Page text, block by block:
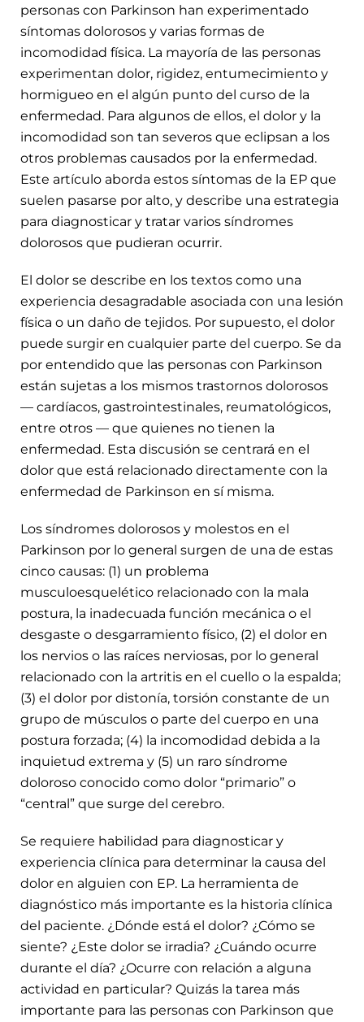
personas con Parkinson han experimentado
síntomas dolorosos y varias formas de
incomodidad física. La mayoría de las personas
experimentan dolor, rigidez, entumecimiento y
hormigueo en el algún punto del curso de la
enfermedad. Para algunos de ellos, el dolor y la
incomodidad son tan severos que eclipsan a los
otros problemas causados por la enfermedad.
Este artículo aborda estos síntomas de la EP que
suelen pasarse por alto, y describe una estrategia
para diagnosticar y tratar varios síndromes
dolorosos que pudieran ocurrir.
El dolor se describe en los textos como una
experiencia desagradable asociada con una lesión
física o un daño de tejidos. Por supuesto, el dolor
puede surgir en cualquier parte del cuerpo. Se da
por entendido que las personas con Parkinson
están sujetas a los mismos trastornos dolorosos
— cardíacos, gastrointestinales, reumatológicos,
entre otros — que quienes no tienen la
enfermedad. Esta discusión se centrará en el
dolor que está relacionado directamente con la
enfermedad de Parkinson en sí misma.
Los síndromes dolorosos y molestos en el
Parkinson por lo general surgen de una de estas
cinco causas: (1) un problema
musculoesquelético relacionado con la mala
postura, la inadecuada función mecánica o el
desgaste o desgarramiento físico, (2) el dolor en
los nervios o las raíces nerviosas, por lo general
relacionado con la artritis en el cuello o la espalda;
(3) el dolor por distonía, torsión constante de un
grupo de músculos o parte del cuerpo en una
postura forzada; (4) la incomodidad debida a la
inquietud extrema y (5) un raro síndrome
doloroso conocido como dolor “primario” o
“central” que surge del cerebro.
Se requiere habilidad para diagnosticar y
experiencia clínica para determinar la causa del
dolor en alguien con EP. La herramienta de
diagnóstico más importante es la historia clínica
del paciente. ¿Dónde está el dolor? ¿Cómo se
siente? ¿Este dolor se irradia? ¿Cuándo ocurre
durante el día? ¿Ocurre con relación a alguna
actividad en particular? Quizás la tarea más
importante para las personas con Parkinson que